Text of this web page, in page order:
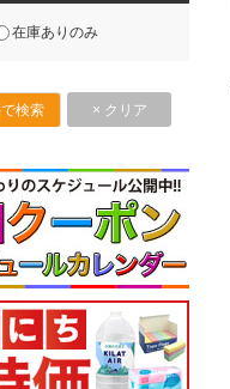
在庫ありのみ